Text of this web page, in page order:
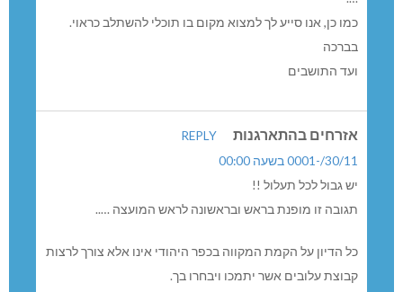
כן, אנו סייע לך למצוא מקום בו תוכלי להשתלב כראוי.
התושבים
בהתארגנות
REPLY
גבול לכל תעלול !!
זו מופנת בראש ובראשונה לראש המועצה …..
הדיון על הקמת המקווה בכפר היהודי אינו אלא צורך לרצות
עלובים אשר יתמכו ויבחרו בך.